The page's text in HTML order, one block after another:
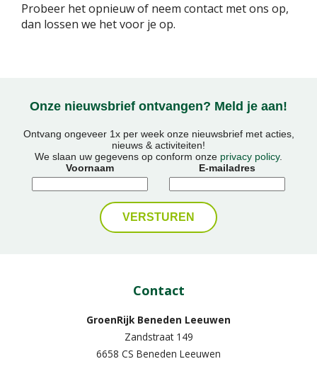
Probeer het opnieuw of neem contact met ons op,
dan lossen we het voor je op.
Onze nieuwsbrief ontvangen? Meld je aan!
Ontvang ongeveer 1x per week onze nieuwsbrief met acties,
nieuws & activiteiten!
We slaan uw gegevens op conform onze privacy policy.
Voornaam
E-mailadres
Contact
GroenRijk Beneden Leeuwen​
Zandstraat 149
6658 CS Beneden Leeuwen